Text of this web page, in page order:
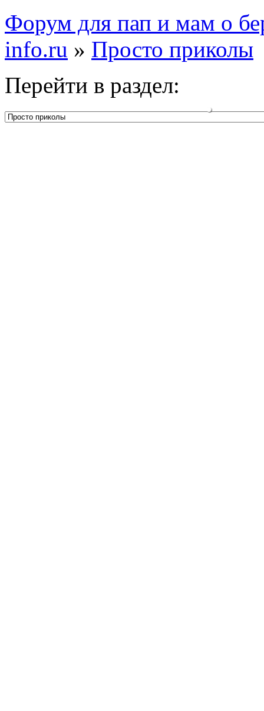
Форум для пап и мам о
info.ru » Просто приколы
Перейти в раздел: